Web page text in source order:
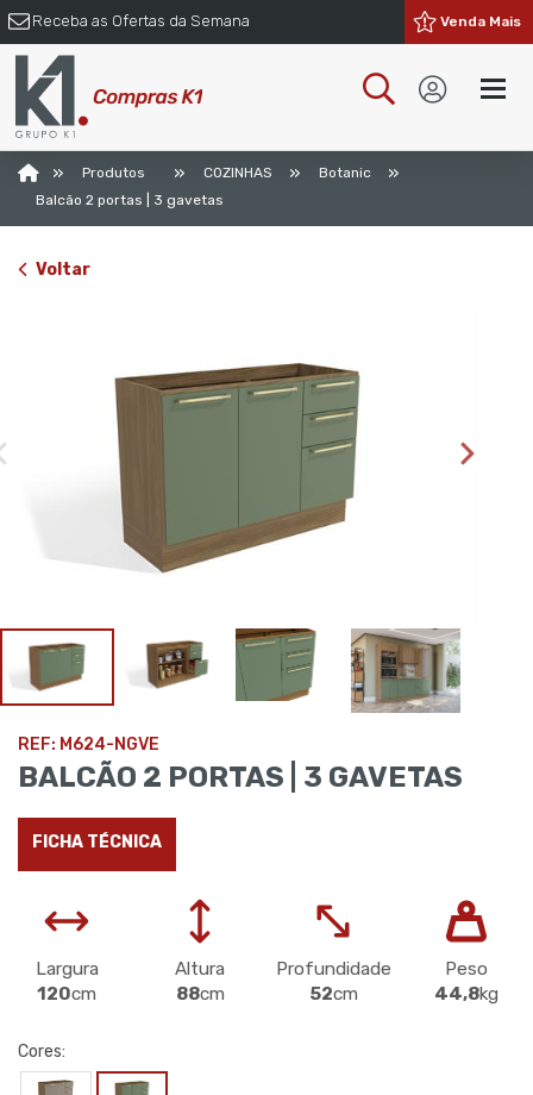
Receba as Ofertas da Semana Venda Mais
» Produtos » COZINHAS » Botanic »
Balcão 2 portas | 3 gavetas
Voltar
REF: M624-NGVE
BALCÃO 2 PORTAS | 3 GAVETAS
FICHA TÉCNICA
Largura
120cm
Altura
88cm
Profundidade
52cm
Peso
44,8kg
Cores: